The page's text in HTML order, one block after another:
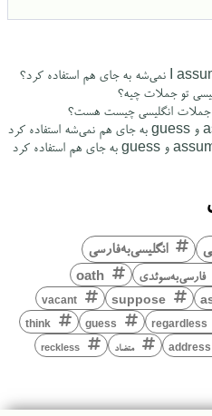
انگلیسی‌به‌فارسی
فارسی‌به‌سوئدی
oath
suppose
vacant
regardless
guess
think
address متضاد reckless